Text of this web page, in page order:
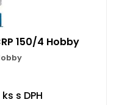
150/4 Hobby
s DPH